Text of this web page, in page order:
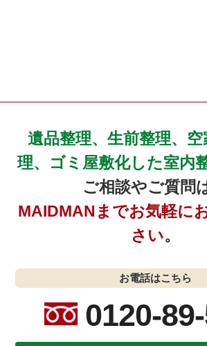
遺品整理、生前整理、
理、ゴミ屋敷化した室内
ご相談やご質問
MAIDMANまでお気軽に
さい。
お電話はこちら
0120-